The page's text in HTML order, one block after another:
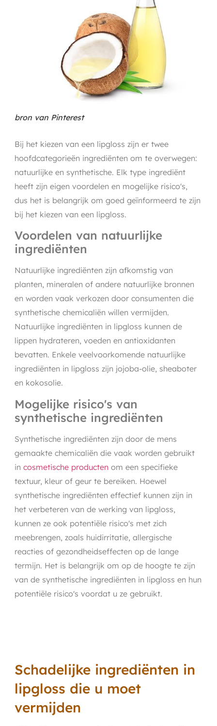
bron van Pinterest
Bij het kiezen van een lipgloss zijn er twee
hoofdcategorieën ingrediënten om te overwegen:
natuurlijke en synthetische. Elk type ingrediënt
heeft zijn eigen voordelen en mogelijke risico's,
dus het is belangrijk om goed geïnformeerd te zijn
bij het kiezen van een lipgloss.
Voordelen van natuurlijke
ingrediënten
Natuurlijke ingrediënten zijn afkomstig van
planten, mineralen of andere natuurlijke bronnen
en worden vaak verkozen door consumenten die
synthetische chemicaliën willen vermijden.
Natuurlijke ingrediënten in lipgloss kunnen de
lippen hydrateren, voeden en antioxidanten
bevatten. Enkele veelvoorkomende natuurlijke
ingrediënten in lipgloss zijn jojoba-olie, sheaboter
en kokosolie.
Mogelijke risico's van
synthetische ingrediënten
Synthetische ingrediënten zijn door de mens
gemaakte chemicaliën die vaak worden gebruikt
in cosmetische producten om een specifieke
textuur, kleur of geur te bereiken. Hoewel
synthetische ingrediënten effectief kunnen zijn in
het verbeteren van de werking van lipgloss,
kunnen ze ook potentiële risico's met zich
meebrengen, zoals huidirritatie, allergische
reacties of gezondheidseffecten op de lange
termijn. Het is belangrijk om op de hoogte te zijn
van de synthetische ingrediënten in lipgloss en hun
potentiële risico's voordat u ze gebruikt.
Schadelijke ingrediënten in
lipgloss die u moet
vermijden